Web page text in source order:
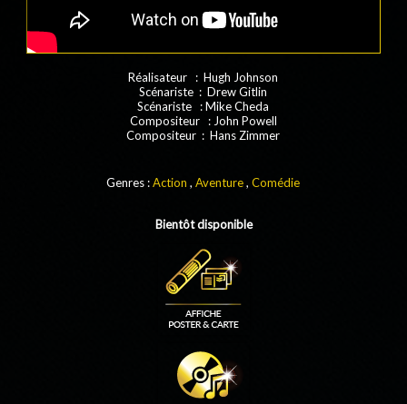
Réalisateur : Hugh Johnson
Scénariste : Drew Gitlin
Scénariste : Mike Cheda
Compositeur : John Powell
Compositeur : Hans Zimmer
Genres :Action ,Aventure,Comédie
Bientôt disponible